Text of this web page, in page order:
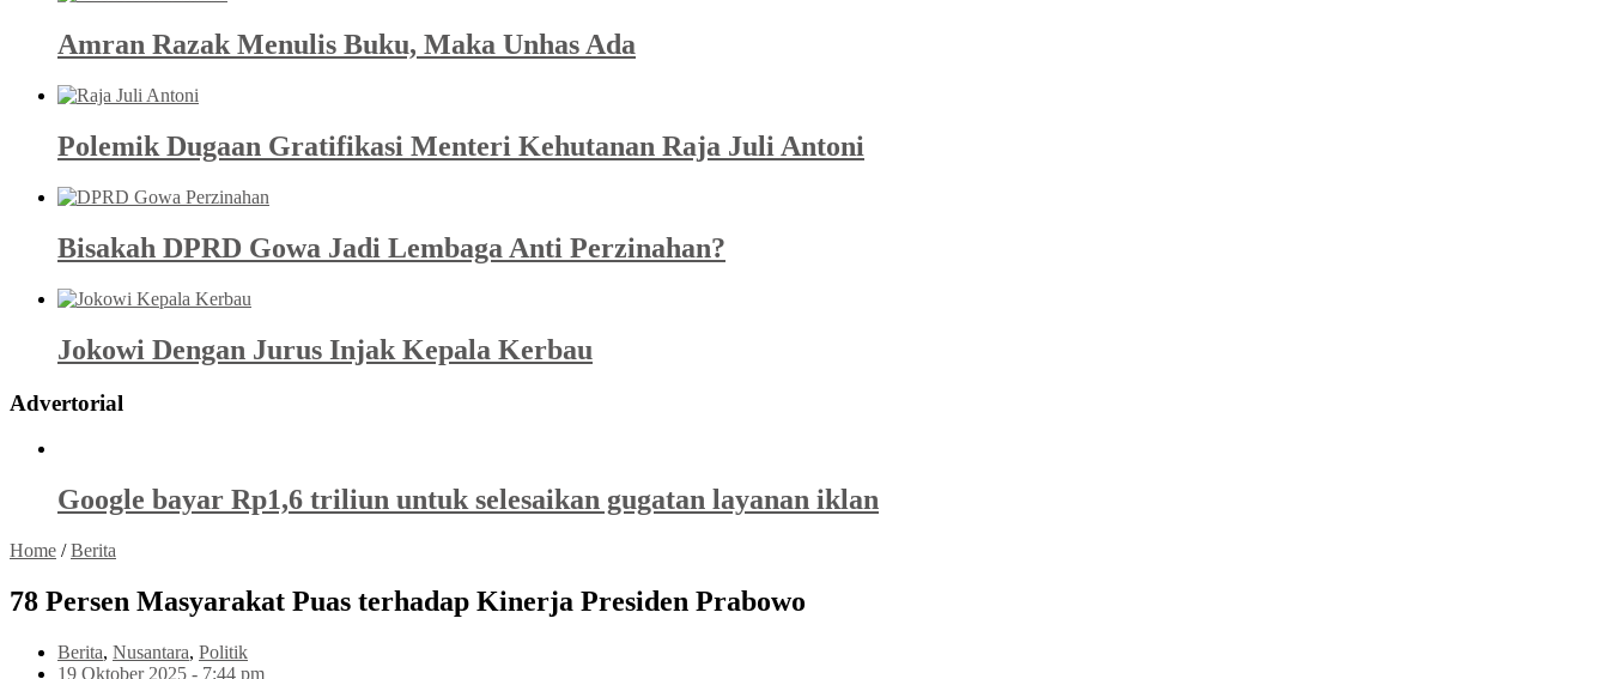
Amran Razak Menulis Buku, Maka Unhas Ada
Polemik Dugaan Gratifikasi Menteri Kehutanan Raja Juli Antoni
Bisakah DPRD Gowa Jadi Lembaga Anti Perzinahan?
Jokowi Dengan Jurus Injak Kepala Kerbau
Advertorial
Google bayar Rp1,6 triliun untuk selesaikan gugatan layanan iklan
Home /Berita
78 Persen Masyarakat Puas terhadap Kinerja Presiden Prabowo
Berita, Nusantara, Politik
19 Oktober 2025 - 7:44 pm